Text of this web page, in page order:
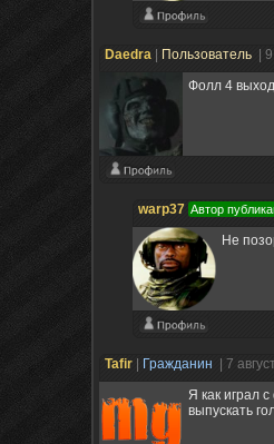
Daedra Пользователь
|
Фолл 4
warp37 Автор
Не
Tafir Гражданин
| 7
Я как играл
выпускать